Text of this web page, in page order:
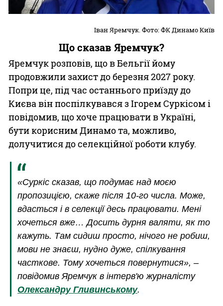
Іван Яремчук. Фото: ФК Динамо Київ
Що сказав Яремчук?
Яремчук розповів, що в Бельгії йому
продовжили захист до березня 2027 року.
Попри це, під час останнього приїзду до
Києва він поспілкувався з Ігорем Суркісом і
повідомив, що хоче працювати в Україні,
бути корисним Динамо та, можливо,
долучитися до селекційної роботи клубу.
«Суркіс сказав, що подумає над моєю
пропозицією, скаже після 10-го числа. Може,
вдасться і в селекції десь працювати. Мені
хочеться вже… Досить дурня валяти, як то
кажуть. Там сидиш просто, нічого не робиш,
мови не знаєш, нудно дуже, спілкування
часткове. Тому хочеться повернутися», –
повідомив Яремчук в інтерв'ю журналісту
Олександру Гливинському.